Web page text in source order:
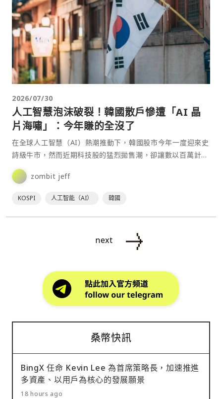
2026/07/30
人工智慧泡沫破裂！韓國散戶慘遭「AI 晶
片海嘯」：今年賺的全沒了
在全球人工智慧（AI）熱潮推動下，韓國股市今年一度迎來史
詩級牛市，然而近期科技股的猛烈拋售潮，卻讓數以百萬計的
韓國散戶面臨前所未有的資產浩劫。許多透過槓桿貸款與槓
桿⋯ zombit jeff
KOSPI 人工智能（AI） 韓國
next
桑幣快訊
BingX 任命 Kevin Lee 為首席策略長，加速推進
多資產、以用戶為核心的發展願景
18 hours ago